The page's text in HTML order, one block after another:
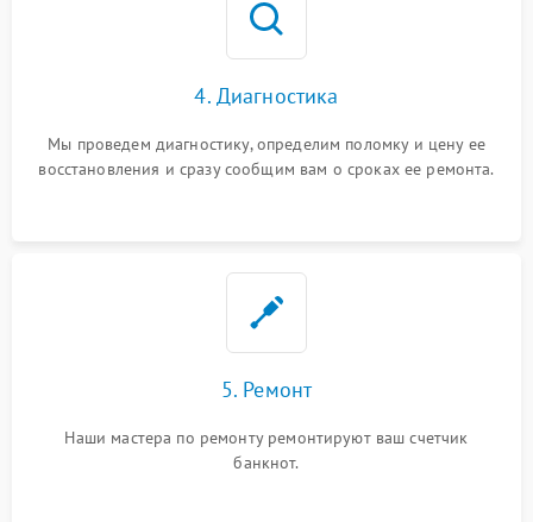
4. Диагностика
Мы проведем диагностику, определим поломку и цену ее
восстановления и сразу сообщим вам о сроках ее ремонта.
5. Ремонт
Наши мастера по ремонту ремонтируют ваш счетчик
банкнот.